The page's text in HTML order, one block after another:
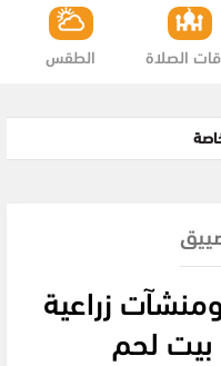
الطقس الصلاة
زراعية
لحم